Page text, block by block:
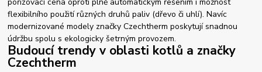
flexibilního použití různých druhů paliv (dřevo či uhlí). Navíc
modernizované modely značky Czechtherm poskytují snadnou
údržbu spolu s ekologicky šetrným provozem.
Budoucí trendy v oblasti kotlů a značky
Czechtherm